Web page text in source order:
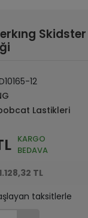
12
Lastikleri
KARGO
BEDAVA
TL
taksitlerle